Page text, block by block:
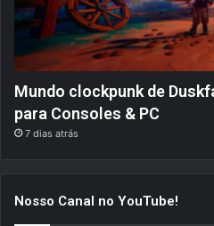
Mundo clockpunk de
para Consoles & PC
7 dias atrás
Nosso Canal no YouTube!